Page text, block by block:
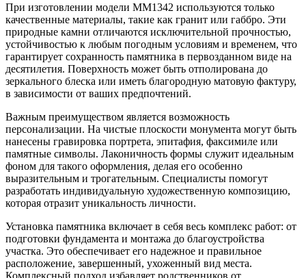
При изготовлении модели ММ1342 используются только
качественные материалы, такие как гранит или габбро. Эти
природные камни отличаются исключительной прочностью,
устойчивостью к любым погодным условиям и временем, что
гарантирует сохранность памятника в первозданном виде на
десятилетия. Поверхность может быть отполирована до
зеркального блеска или иметь благородную матовую фактуру,
в зависимости от ваших предпочтений.
Важным преимуществом является возможность
персонализации. На чистые плоскости монумента могут быть
нанесены гравировка портрета, эпитафия, факсимиле или
памятные символы. Лаконичность формы служит идеальным
фоном для такого оформления, делая его особенно
выразительным и трогательным. Специалисты помогут
разработать индивидуальную художественную композицию,
которая отразит уникальность личности.
Установка памятника включает в себя весь комплекс работ: от
подготовки фундамента и монтажа до благоустройства
участка. Это обеспечивает его надежное и правильное
расположение, завершенный, ухоженный вид места.
Комплексный подход избавляет родственников от